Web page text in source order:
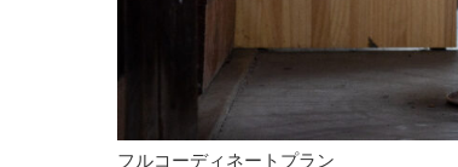
フルコーディネートプラン